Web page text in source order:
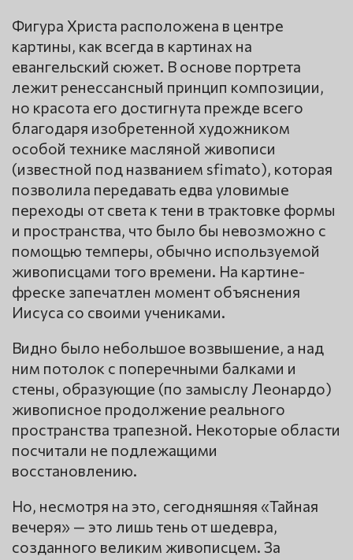
Фигура Христа расположена в центре
картины, как всегда в картинах на
евангельский сюжет. В основе портрета
лежит ренессансный принцип композиции,
но красота его достигнута прежде всего
благодаря изобретенной художником
особой технике масляной живописи
(известной под названием sfimato), которая
позволила передавать едва уловимые
переходы от света к тени в трактовке формы
и пространства, что было бы невозможно с
помощью темперы, обычно используемой
живописцами того времени. На картине-
фреске запечатлен момент объяснения
Иисуса со своими учениками.
Видно было небольшое возвышение, а над
ним потолок с поперечными балками и
стены, образующие (по замыслу Леонардо)
живописное продолжение реального
пространства трапезной. Некоторые области
посчитали не подлежащими
восстановлению.
Но, несмотря на это, сегодняшняя «Тайная
вечеря» — это лишь тень от шедевра,
созданного великим живописцем. За